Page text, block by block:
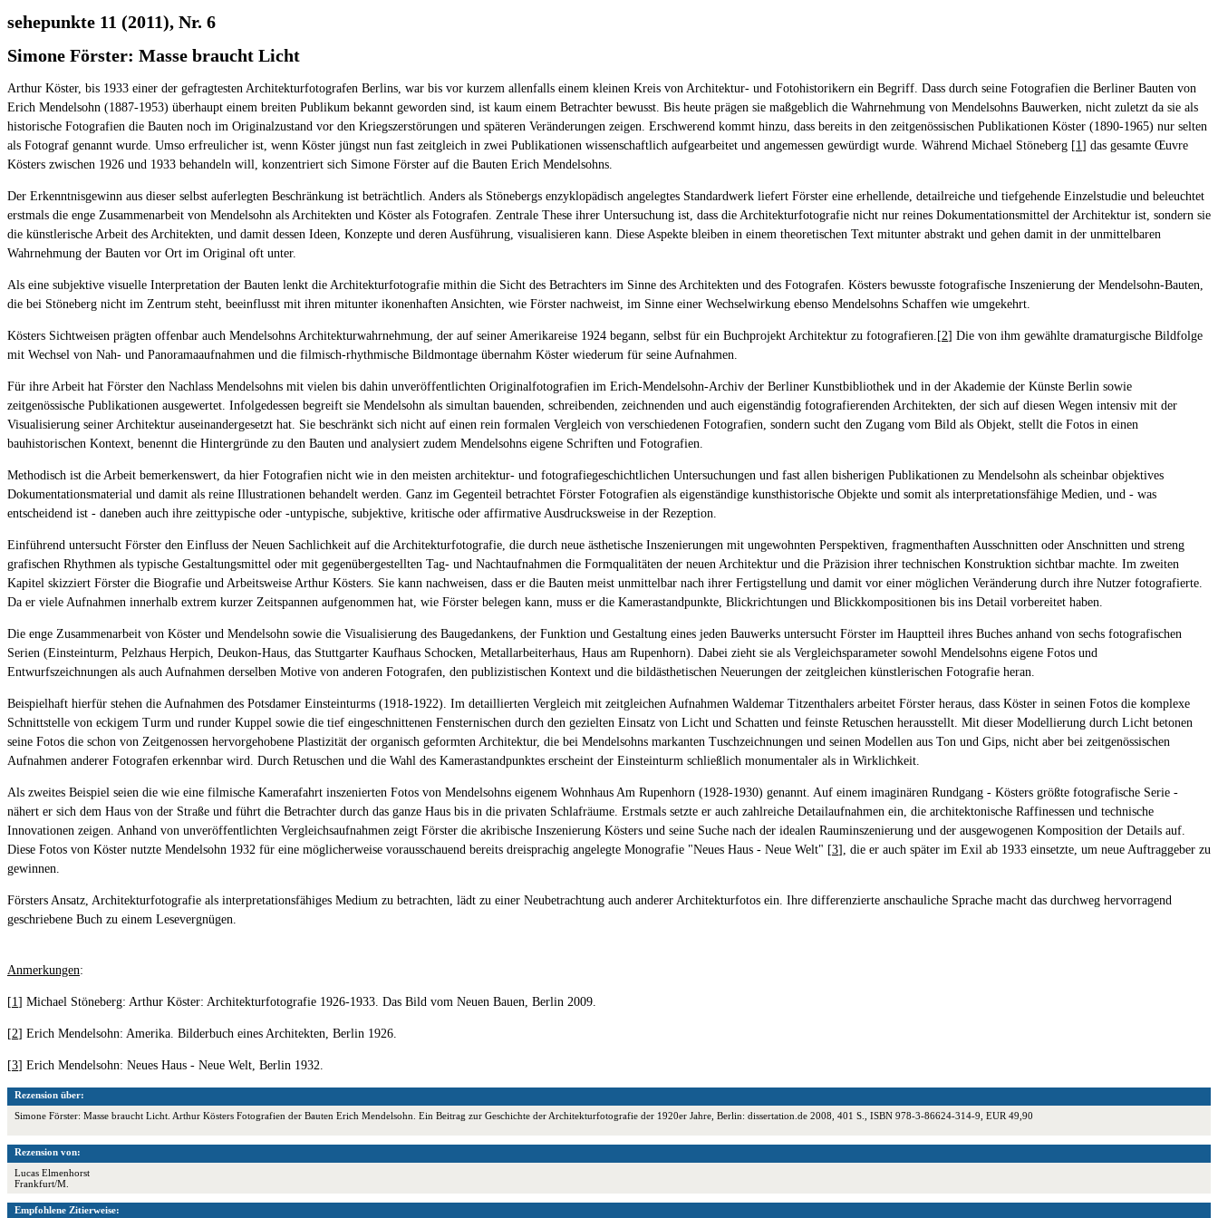
sehepunkte 11 (2011), Nr. 6
Simone Förster: Masse braucht Licht
Arthur Köster, bis 1933 einer der gefragtesten Architekturfotografen Berlins, war bis vor kurzem allenfalls einem kleinen Kreis von Architektur- und Fotohistorikern ein Begriff. Dass durch seine Fotografien die Berliner Bauten von
Erich Mendelsohn (1887-1953) überhaupt einem breiten Publikum bekannt geworden sind, ist kaum einem Betrachter bewusst. Bis heute prägen sie maßgeblich die Wahrnehmung von Mendelsohns Bauwerken, nicht zuletzt da sie als
historische Fotografien die Bauten noch im Originalzustand vor den Kriegszerstörungen und späteren Veränderungen zeigen. Erschwerend kommt hinzu, dass bereits in den zeitgenössischen Publikationen Köster (1890-1965) nur selten
als Fotograf genannt wurde. Umso erfreulicher ist, wenn Köster jüngst nun fast zeitgleich in zwei Publikationen wissenschaftlich aufgearbeitet und angemessen gewürdigt wurde. Während Michael Stöneberg [1 ] das gesamte Œuvre
Kösters zwischen 1926 und 1933 behandeln will, konzentriert sich Simone Förster auf die Bauten Erich Mendelsohns.
Der Erkenntnisgewinn aus dieser selbst auferlegten Beschränkung ist beträchtlich. Anders als Stönebergs enzyklopädisch angelegtes Standardwerk liefert Förster eine erhellende, detailreiche und tiefgehende Einzelstudie und beleuchtet
erstmals die enge Zusammenarbeit von Mendelsohn als Architekten und Köster als Fotografen. Zentrale These ihrer Untersuchung ist, dass die Architekturfotografie nicht nur reines Dokumentationsmittel der Architektur ist, sondern sie
die künstlerische Arbeit des Architekten, und damit dessen Ideen, Konzepte und deren Ausführung, visualisieren kann. Diese Aspekte bleiben in einem theoretischen Text mitunter abstrakt und gehen damit in der unmittelbaren
Wahrnehmung der Bauten vor Ort im Original oft unter.
Als eine subjektive visuelle Interpretation der Bauten lenkt die Architekturfotografie mithin die Sicht des Betrachters im Sinne des Architekten und des Fotografen. Kösters bewusste fotografische Inszenierung der Mendelsohn-Bauten,
die bei Stöneberg nicht im Zentrum steht, beeinflusst mit ihren mitunter ikonenhaften Ansichten, wie Förster nachweist, im Sinne einer Wechselwirkung ebenso Mendelsohns Schaffen wie umgekehrt.
Kösters Sichtweisen prägten offenbar auch Mendelsohns Architekturwahrnehmung, der auf seiner Amerikareise 1924 begann, selbst für ein Buchprojekt Architektur zu fotografieren.[2] Die von ihm gewählte dramaturgische Bildfolge
mit Wechsel von Nah- und Panoramaaufnahmen und die filmisch-rhythmische Bildmontage übernahm Köster wiederum für seine Aufnahmen.
Für ihre Arbeit hat Förster den Nachlass Mendelsohns mit vielen bis dahin unveröffentlichten Originalfotografien im Erich-Mendelsohn-Archiv der Berliner Kunstbibliothek und in der Akademie der Künste Berlin sowie
zeitgenössische Publikationen ausgewertet. Infolgedessen begreift sie Mendelsohn als simultan bauenden, schreibenden, zeichnenden und auch eigenständig fotografierenden Architekten, der sich auf diesen Wegen intensiv mit der
Visualisierung seiner Architektur auseinandergesetzt hat. Sie beschränkt sich nicht auf einen rein formalen Vergleich von verschiedenen Fotografien, sondern sucht den Zugang vom Bild als Objekt, stellt die Fotos in einen
bauhistorischen Kontext, benennt die Hintergründe zu den Bauten und analysiert zudem Mendelsohns eigene Schriften und Fotografien.
Methodisch ist die Arbeit bemerkenswert, da hier Fotografien nicht wie in den meisten architektur- und fotografiegeschichtlichen Untersuchungen und fast allen bisherigen Publikationen zu Mendelsohn als scheinbar objektives
Dokumentationsmaterial und damit als reine Illustrationen behandelt werden. Ganz im Gegenteil betrachtet Förster Fotografien als eigenständige kunsthistorische Objekte und somit als interpretationsfähige Medien, und - was
entscheidend ist - daneben auch ihre zeittypische oder -untypische, subjektive, kritische oder affirmative Ausdrucksweise in der Rezeption.
Einführend untersucht Förster den Einfluss der Neuen Sachlichkeit auf die Architekturfotografie, die durch neue ästhetische Inszenierungen mit ungewohnten Perspektiven, fragmenthaften Ausschnitten oder Anschnitten und streng
grafischen Rhythmen als typische Gestaltungsmittel oder mit gegenübergestellten Tag- und Nachtaufnahmen die Formqualitäten der neuen Architektur und die Präzision ihrer technischen Konstruktion sichtbar machte. Im zweiten
Kapitel skizziert Förster die Biografie und Arbeitsweise Arthur Kösters. Sie kann nachweisen, dass er die Bauten meist unmittelbar nach ihrer Fertigstellung und damit vor einer möglichen Veränderung durch ihre Nutzer fotografierte.
Da er viele Aufnahmen innerhalb extrem kurzer Zeitspannen aufgenommen hat, wie Förster belegen kann, muss er die Kamerastandpunkte, Blickrichtungen und Blickkompositionen bis ins Detail vorbereitet haben.
Die enge Zusammenarbeit von Köster und Mendelsohn sowie die Visualisierung des Baugedankens, der Funktion und Gestaltung eines jeden Bauwerks untersucht Förster im Hauptteil ihres Buches anhand von sechs fotografischen
Serien (Einsteinturm, Pelzhaus Herpich, Deukon-Haus, das Stuttgarter Kaufhaus Schocken, Metallarbeiterhaus, Haus am Rupenhorn). Dabei zieht sie als Vergleichsparameter sowohl Mendelsohns eigene Fotos und
Entwurfszeichnungen als auch Aufnahmen derselben Motive von anderen Fotografen, den publizistischen Kontext und die bildästhetischen Neuerungen der zeitgleichen künstlerischen Fotografie heran.
Beispielhaft hierfür stehen die Aufnahmen des Potsdamer Einsteinturms (1918-1922). Im detaillierten Vergleich mit zeitgleichen Aufnahmen Waldemar Titzenthalers arbeitet Förster heraus, dass Köster in seinen Fotos die komplexe
Schnittstelle von eckigem Turm und runder Kuppel sowie die tief eingeschnittenen Fensternischen durch den gezielten Einsatz von Licht und Schatten und feinste Retuschen herausstellt. Mit dieser Modellierung durch Licht betonen
seine Fotos die schon von Zeitgenossen hervorgehobene Plastizität der organisch geformten Architektur, die bei Mendelsohns markanten Tuschzeichnungen und seinen Modellen aus Ton und Gips, nicht aber bei zeitgenössischen
Aufnahmen anderer Fotografen erkennbar wird. Durch Retuschen und die Wahl des Kamerastandpunktes erscheint der Einsteinturm schließlich monumentaler als in Wirklichkeit.
Als zweites Beispiel seien die wie eine filmische Kamerafahrt inszenierten Fotos von Mendelsohns eigenem Wohnhaus Am Rupenhorn (1928-1930) genannt. Auf einem imaginären Rundgang - Kösters größte fotografische Serie -
nähert er sich dem Haus von der Straße und führt die Betrachter durch das ganze Haus bis in die privaten Schlafräume. Erstmals setzte er auch zahlreiche Detailaufnahmen ein, die architektonische Raffinessen und technische
Innovationen zeigen. Anhand von unveröffentlichten Vergleichsaufnahmen zeigt Förster die akribische Inszenierung Kösters und seine Suche nach der idealen Rauminszenierung und der ausgewogenen Komposition der Details auf.
Diese Fotos von Köster nutzte Mendelsohn 1932 für eine möglicherweise vorausschauend bereits dreisprachig angelegte Monografie "Neues Haus - Neue Welt" [3], die er auch später im Exil ab 1933 einsetzte, um neue Auftraggeber zu
gewinnen.
Försters Ansatz, Architekturfotografie als interpretationsfähiges Medium zu betrachten, lädt zu einer Neubetrachtung auch anderer Architekturfotos ein. Ihre differenzierte anschauliche Sprache macht das durchweg hervorragend
geschriebene Buch zu einem Lesevergnügen.
Anmerkungen:
[1 ] Michael Stöneberg: Arthur Köster: Architekturfotografie 1926-1933. Das Bild vom Neuen Bauen, Berlin 2009.
[2] Erich Mendelsohn: Amerika. Bilderbuch eines Architekten, Berlin 1926.
[3] Erich Mendelsohn: Neues Haus - Neue Welt, Berlin 1932.
Rezension über:
Simone Förster: Masse braucht Licht. Arthur Kösters Fotografien der Bauten Erich Mendelsohn. Ein Beitrag zur Geschichte der Architekturfotografie der 1920er Jahre, Berlin: dissertation.de 2008, 401 S., ISBN 978-3-86624-314-9, EUR 49,90
Rezension von:
Lucas Elmenhorst
Frankfurt/M.
Empfohlene Zitierweise: